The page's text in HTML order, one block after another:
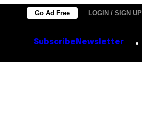
Go Ad Free LOGIN / SIGN UP
Subscribe Newsletter